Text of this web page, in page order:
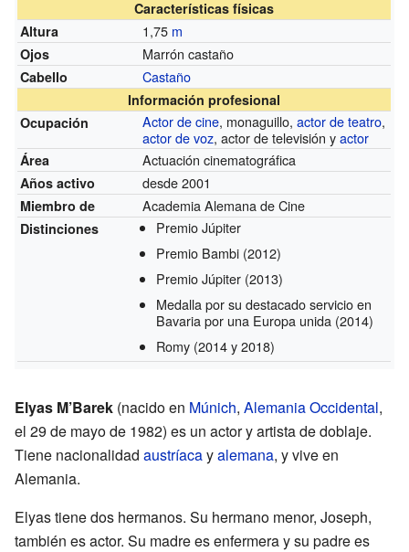
Características físicas
Altura
1,75 m
Ojos Marrón castaño
Cabello Castaño
Información profesional
Ocupación
Actor de cine, monaguillo,actor de teatro,
actor de voz, actor de televisión yactor
Área Actuación cinematográfica
Años activo desde 2001
Miembro de Academia Alemana de Cine
Distinciones
Premio Júpiter
Premio Bambi (2012)
Premio Júpiter (2013)
Medalla por su destacado servicio en
Bavaria por una Europa unida (2014)
Romy (2014 y 2018)
Elyas M’Barek (nacido en Múnich, Alemania Occidental,
el 29 de mayo de 1982) es un actor y artista de doblaje.
Tiene nacionalidad austríacayalemana, y vive en
Alemania.
Elyas tiene dos hermanos. Su hermano menor, Joseph,
también es actor. Su madre es enfermera y su padre es